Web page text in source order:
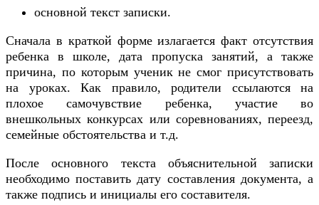
основной текст записки.
Сначала в краткой форме излагается факт отсутствия
ребенка в школе, дата пропуска занятий, а также
причина, по которым ученик не смог присутствовать
на уроках. Как правило, родители ссылаются на
плохое самочувствие ребенка, участие во
внешкольных конкурсах или соревнованиях, переезд,
семейные обстоятельства и т.д.
После основного текста объяснительной записки
необходимо поставить дату составления документа, а
также подпись и инициалы его составителя.